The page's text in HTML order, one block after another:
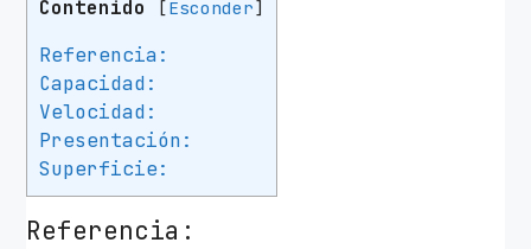
Contenido [Esconder]
Referencia:
Capacidad:
Velocidad:
Presentación:
Superficie:
Referencia: